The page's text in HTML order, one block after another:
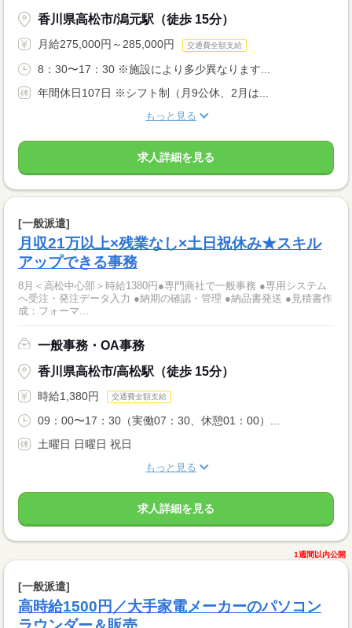
香川県高松市/潟元駅（徒歩 15分）
月給275,000円～285,000円 交通費全額支給
8：30〜17：30 ※施設により多少異なります...
年間休日107日 ※シフト制（月9公休、2月は...
もっと見る
求人詳細を見る
[一般派遣]
月収21万以上×残業なし×土日祝休み★スキル
アップできる事務
8月＜高松中心部＞時給1380円●専門商社で一般事務 ●専用システム
へ受注・発注データ入力 ●納期の確認・管理 ●納品書発送 ●見積書作
成：フォーマ...
一般事務・OA事務
香川県高松市/高松駅（徒歩 15分）
時給1,380円 交通費全額支給
09：00〜17：30（実働07：30、休憩01：00）...
土曜日 日曜日 祝日
もっと見る
求人詳細を見る
1週間以内公開
[一般派遣]
高時給1500円／大手家電メーカーのパソコン